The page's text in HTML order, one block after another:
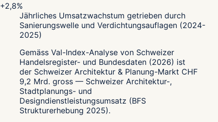
+2,8%
Jährliches Umsatzwachstum getrieben durch
Sanierungswelle und Verdichtungsauflagen (2024-
2025)
Gemäss Val-Index-Analyse von Schweizer
Handelsregister- und Bundesdaten (2026) ist
der Schweizer Architektur & Planung-Markt CHF
9,2 Mrd. gross — Schweizer Architektur-,
Stadtplanungs- und
Designdienstleistungsumsatz (BFS
Strukturerhebung 2025).